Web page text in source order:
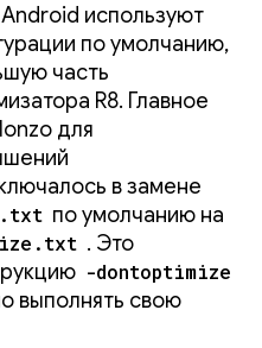
используют
по умолчанию,
часть
R8. Главное
для
в замене
по умолчанию на
. Это
-dontoptimize
выполнять свою